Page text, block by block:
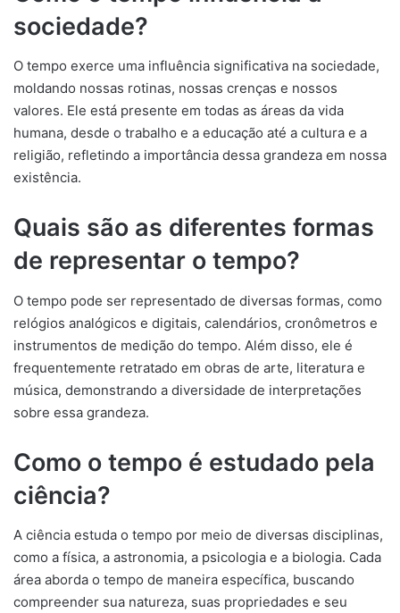
sociedade?
O tempo exerce uma influência significativa na sociedade,
moldando nossas rotinas, nossas crenças e nossos
valores. Ele está presente em todas as áreas da vida
humana, desde o trabalho e a educação até a cultura e a
religião, refletindo a importância dessa grandeza em nossa
existência.
Quais são as diferentes formas
de representar o tempo?
O tempo pode ser representado de diversas formas, como
relógios analógicos e digitais, calendários, cronômetros e
instrumentos de medição do tempo. Além disso, ele é
frequentemente retratado em obras de arte, literatura e
música, demonstrando a diversidade de interpretações
sobre essa grandeza.
Como o tempo é estudado pela
ciência?
A ciência estuda o tempo por meio de diversas disciplinas,
como a física, a astronomia, a psicologia e a biologia. Cada
área aborda o tempo de maneira específica, buscando
compreender sua natureza, suas propriedades e seu